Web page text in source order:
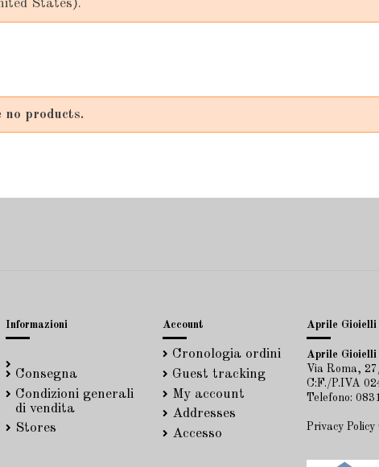
States).
no products.
Informazioni
Consegna
Condizioni generali
di vendita
Stores
Account
Cronologia ordini
Guest tracking
My account
Addresses
Accesso
Aprile Gioielli
Aprile Gioielli
Via Roma,
C:F./P.IVA
Telefono:
Privacy Policy